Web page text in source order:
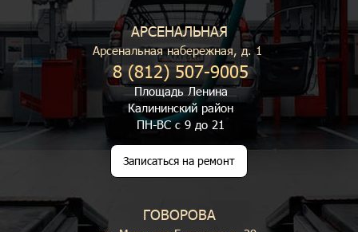
АРСЕНАЛЬНАЯ
Арсенальная набережная, д. 1
8 (812) 507-9005
Площадь Ленина
Калининский район
ПН-ВС с 9 до 21
Записаться на ремонт
ГОВОРОВА